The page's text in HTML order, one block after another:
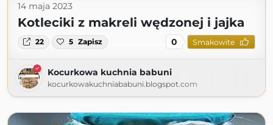
14 maja 2023
Kotleciki z makreli wędzonej i jajka
22 5 Zapisz 0 Smakowite
Kocurkowa kuchnia babuni
kocurkowakuchniababuni.blogspot.com